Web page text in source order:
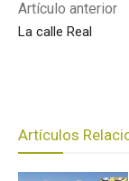
Artículo anterior
La calle Real
Artículos